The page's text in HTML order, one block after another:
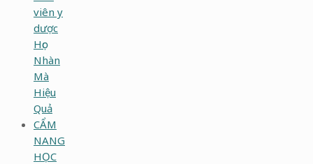
viên y
dược
Học
Nhàn
Mà
Hiệu
Quả
CẨM
NANG
HỌC